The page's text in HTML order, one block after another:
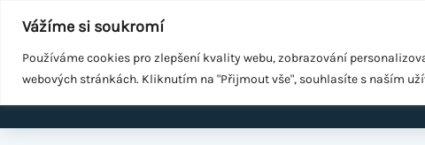
Vážíme si soukromí
Používáme cookies pro zlepšení kvality webu, zobrazování
webových stránkách. Kliknutím na "Přijmout vše", souhlasíte s naším
obsah
Součást WeGrow Group
Malé změny ke zdraví